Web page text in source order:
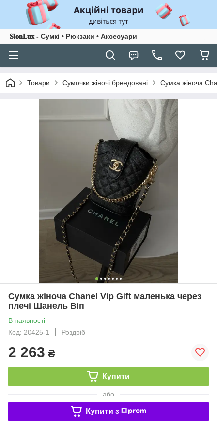
𝐒𝐢𝐨𝐧𝐋𝐮𝐱 - Сумкі • Рюкзаки • Аксесуари
Товари Сумочки жіночі брендовані Сумка жіноча
Сумка жіноча Chanel Vip Gift маленька через
плечі Шанель Віп
В наявності
Код: 20425-1
Роздріб
2 263 ₴
Купити
або
Купити з